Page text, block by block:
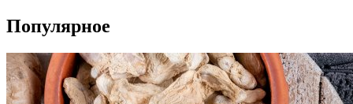
Популярное